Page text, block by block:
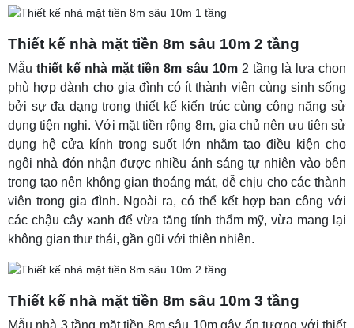
Thiết kế nhà mặt tiền 8m sâu 10m 2 tầng
Mẫuthiết kế nhà mặt tiền 8m sâu 10m2 tầng là lựa chọn
phù hợp dành cho gia đình có ít thành viên cùng sinh sống
bởi sự đa dạng trong thiết kế kiến trúc cùng công năng sử
dụng tiện nghi. Với mặt tiền rộng 8m, gia chủ nên ưu tiên sử
dụng hệ cửa kính trong suốt lớn nhằm tạo điều kiện cho
ngôi nhà đón nhận được nhiều ánh sáng tự nhiên vào bên
trong tạo nên không gian thoáng mát, dễ chịu cho các thành
viên trong gia đình. Ngoài ra, có thể kết hợp ban công với
các chậu cây xanh để vừa tăng tính thẩm mỹ, vừa mang lại
không gian thư thái, gần gũi với thiên nhiên.
Thiết kế nhà mặt tiền 8m sâu 10m 3 tầng